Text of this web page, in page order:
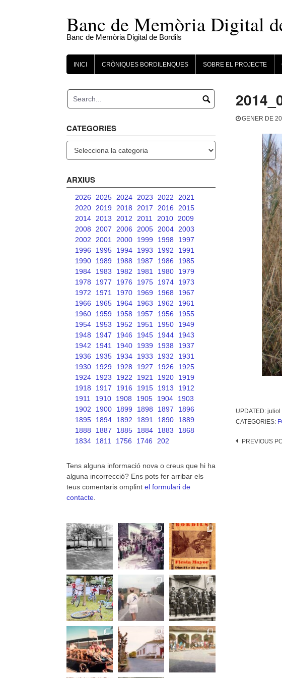
Banc de Memòria Digital
Banc de Memòria Digital de Bordils
INICI CRÒNIQUES BORDILENQUES SOBRE EL PROJECTE
GENER DE
UPDATED: juliol
CATEGORIES:
Post
PREVIOUS
CATEGORIES
ARXIUS
2026 2025 2024 2023 2022
2021
2020
2019 2018 2017 2016
2015
2014
2013 2012 2011 2010
2009
2008
2007 2006 2005 2004
2003
2002
2001 2000 1999 1998
1997
1996
1995 1994 1993 1992
1991
1990
1989 1988 1987 1986
1985
1984
1983 1982 1981 1980
1979
1978
1977 1976 1975 1974
1973
1972
1971 1970 1969 1968
1967
1966
1965 1964 1963 1962
1961
1960
1959 1958 1957 1956
1955
1954
1953 1952 1951 1950
1949
1948
1947 1946 1945 1944
1943
1942
1941 1940 1939 1938
1937
1936
1935 1934 1933 1932
1931
1930
1929 1928 1927 1926
1925
1924
1923 1922 1921 1920
1919
1918
1917 1916 1915 1913
1912
1911
1910 1908 1905 1904
1903
1902
1900 1899 1898 1897
1896
1895
1894 1892 1891 1890
1889
1888
1887 1885 1884 1883
1868
1834
1811 1756 1746 202
Tens alguna informació nova o creus que hi ha
alguna incorrecció? Ens pots fer arribar els
teus comentaris omplint el formulari de
contacte